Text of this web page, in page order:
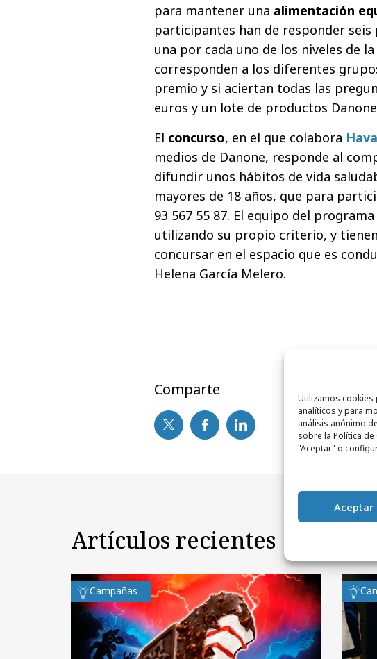
Utilizamos cookies
analíticos y para
análisis anónimo
sobre la Política
"Aceptar" o
Aceptar
para mantener una alimentación
participantes han de responder
una por cada uno de los niveles de
corresponden a los diferentes
premio y si aciertan todas las
euros y un lote de productos
El concurso, en el que colabora
medios de Danone, responde al
difundir unos hábitos de vida
mayores de 18 años, que para
93 567 55 87. El equipo del
utilizando su propio criterio, y
concursar en el espacio que es
Helena García Melero.
Comparte
Artículos recientes
Campañas